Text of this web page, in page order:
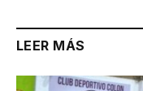
LEER MÁS